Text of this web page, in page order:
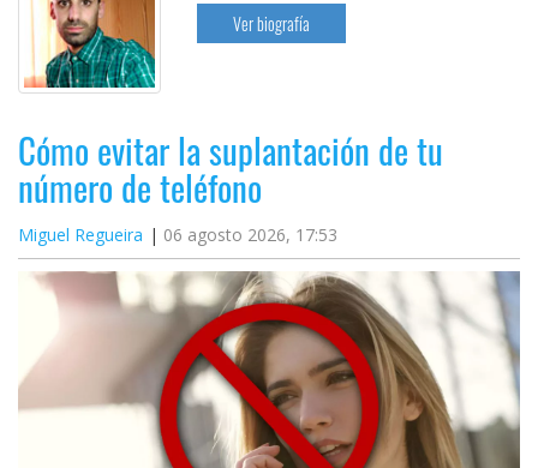
Ver biografía
Cómo evitar la suplantación de tu
número de teléfono
Miguel Regueira 06 agosto 2026, 17:53